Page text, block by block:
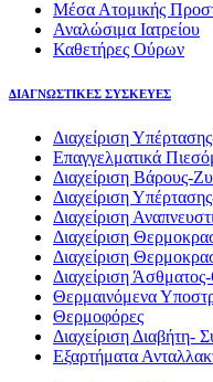
Μέσα Ατομικής
Αναλώσιμα Ιατρείου
Καθετήρες Ούρων
ΔΙΑΓΝΩΣΤΙΚΕΣ ΣΥΣΚΕΥΕΣ
Διαχείριση
Επαγγελματικά
Διαχείριση Βάρους-
Διαχείριση
Διαχείριση
Διαχείριση
Διαχείριση
Διαχείριση
Θερμαινόμενα
Θερμοφόρες
Διαχείριση Διαβήτη-
Εξαρτήματα